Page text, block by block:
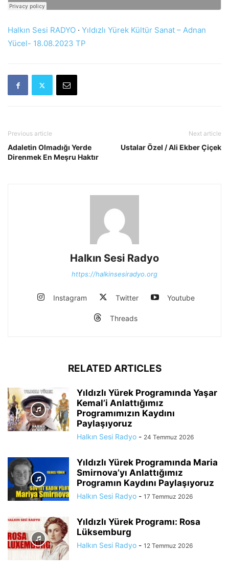
Halkın Sesi RADYO · Yıldızlı Yürek Kültür Sanat – Adnan
Yücel- 18.08.2023 TP
Previous article
Adaletin Olmadığı Yerde
Direnmek En Meşru Haktır
Next article
Ustalar Özel / Ali Ekber Çiçek
Halkın Sesi Radyo
https://halkinsesiradyo.org
Instagram Twitter Youtube
Threads
RELATED ARTICLES
Yıldızlı Yürek Programında Yaşar
Kemal’i Anlattığımız
Programımızın Kaydını
Paylaşıyoruz
Halkın Sesi Radyo - 24 Temmuz 2026
Yıldızlı Yürek Programında Maria
Smirnova’yı Anlattığımız
Programın Kaydını Paylaşıyoruz
Halkın Sesi Radyo - 17 Temmuz 2026
Yıldızlı Yürek Programı: Rosa
Lüksemburg
Halkın Sesi Radyo - 12 Temmuz 2026